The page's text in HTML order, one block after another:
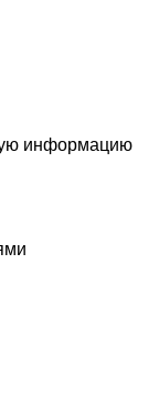
информацию